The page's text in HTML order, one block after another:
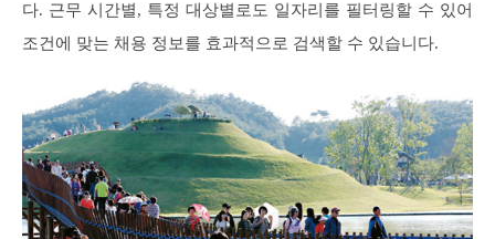
다. 근무 시간별, 특정 대상별로도 일자리를 필터링할 수 있어
조건에 맞는 채용 정보를 효과적으로 검색할 수 있습니다.